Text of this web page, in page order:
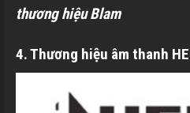
thương hiệu Blam
4. Thương hiệu âm thanh